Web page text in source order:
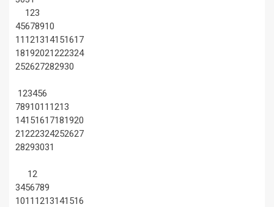
123
45678910
11 121314151617
18192021222324
252627282930
123456
7891011 1213
14151617181920
21222324252627
28293031
12
3456789
1011 1213141516